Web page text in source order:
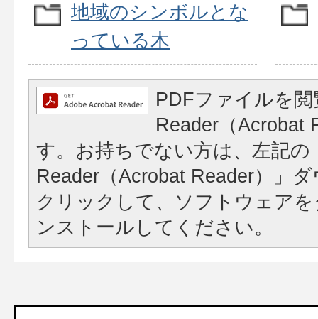
地域のシンボルとな
っている木
PDFファイルを
Reader（Acrobat
す。お持ちでない方は、左記の
Reader（Acrobat Reader）」
クリックして、ソフトウェア
ンストールしてください。